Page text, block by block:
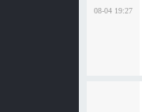
08-04 19:27